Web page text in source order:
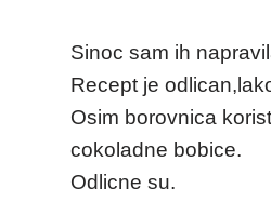
Sinoc sam ih
Recept je
Osim borovnica
cokoladne bobice.
Odlicne su.